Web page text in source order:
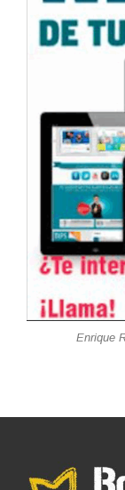
Enrique